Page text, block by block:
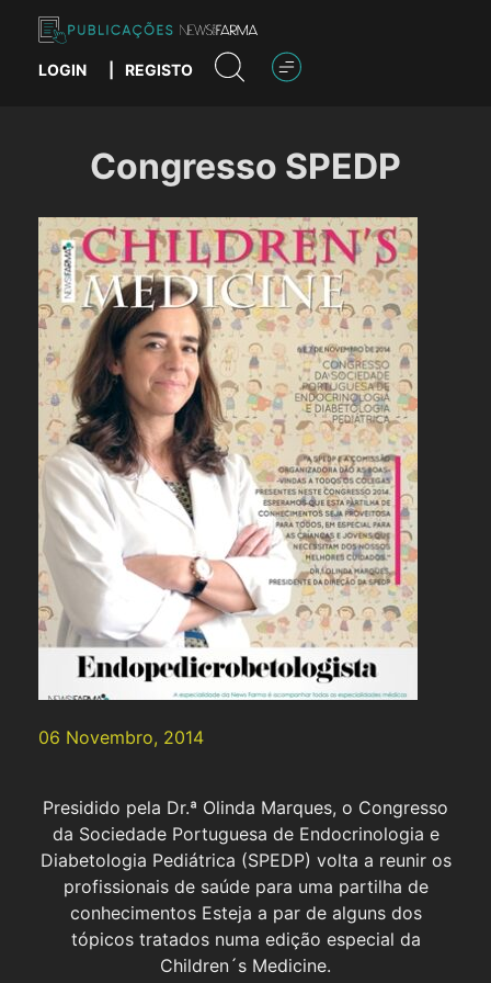
content
Publicações News Farma
LOGIN REGISTO
Congresso SPEDP
06 Novembro, 2014
Presidido pela Dr.ª Olinda Marques, o Congresso
da Sociedade Portuguesa de Endocrinologia e
Diabetologia Pediátrica (SPEDP) volta a reunir os
profissionais de saúde para uma partilha de
conhecimentos Esteja a par de alguns dos
tópicos tratados numa edição especial da
Children´s Medicine.